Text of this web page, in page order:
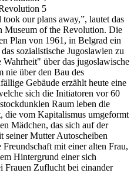
our plans away,”, lautet das
Museum of the Revolution. Die
Plan von 1961, in Belgrad ein
sozialistische Jugoslawien zu
über das jugoslawische
nie über den Bau des
Gebäude erzählt heute eine
sich die Initiatoren vor 60
Raum leben die
die vom Kapitalismus umgeformt
Mädchen, das sich auf der
seiner Mutter Autoscheiben
mit einer alten Frau,
Hintergrund einer sich
Frauen Zuflucht bei einander